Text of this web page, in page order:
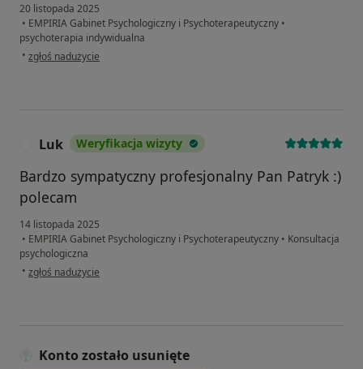
20 listopada 2025
• EMPIRIA Gabinet Psychologiczny i Psychoterapeutyczny •
psychoterapia indywidualna
• w opinii użytkownika Sandra
zgłoś nadużycie
Luk Weryfikacja wizyty
Bardzo sympatyczny profesjonalny Pan Patryk :)
polecam
14 listopada 2025
• EMPIRIA Gabinet Psychologiczny i Psychoterapeutyczny • Konsultacja
psychologiczna
• w opinii użytkownika Luk
zgłoś nadużycie
Konto zostało usunięte